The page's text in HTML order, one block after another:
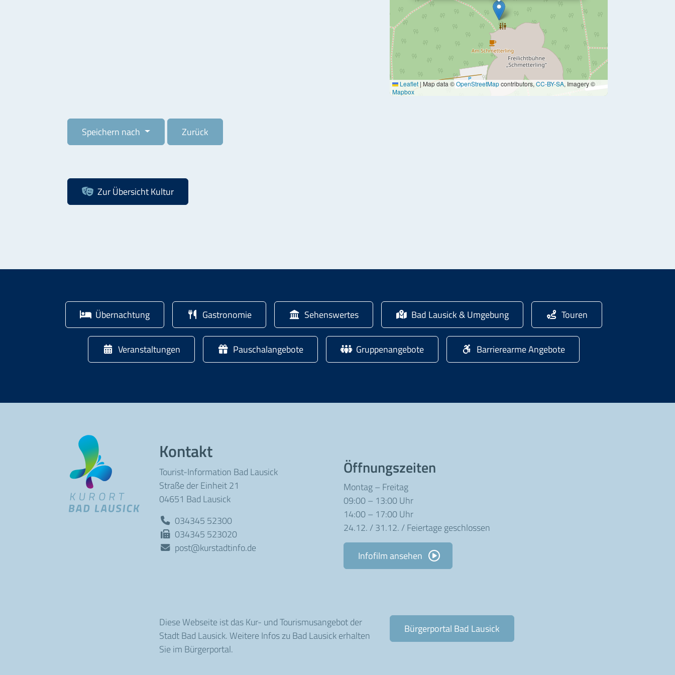
Leaflet | Map data ©OpenStreetMapcontributors, CC-BY-SA, Imagery ©
Mapbox
Speichern nach Zurück
Zur ÜbersichtKultur
Übernachtung Gastronomie Sehenswertes Bad Lausick & Umgebung Touren
Veranstaltungen Pauschalangebote Gruppenangebote Barrierearme Angebote
Kontakt
Tourist-Information Bad Lausick
Straße der Einheit 21
04651 Bad Lausick
034345 52300
034345 523020
post@kurstadtinfo.de
Öffnungszeiten
Montag – Freitag
09:00 – 13:00 Uhr
14:00 – 17:00 Uhr
24.12. / 31.12. / Feiertage geschlossen
Infofilm ansehen
Diese Webseite ist das Kur- und Tourismusangebot der
Stadt Bad Lausick. Weitere Infos zu Bad Lausick erhalten
Sie im Bürgerportal.
Bürgerportal Bad Lausick